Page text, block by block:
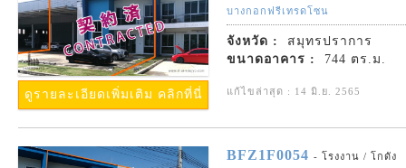
ดูรายละเอียดเพิ่มเติม คลิกที่นี่
บางกอกฟรีเทรดโซน
จังหวัด :
สมุทรปราการ
ขนาดอาคาร :
744 ตร.ม.
แก้ไขล่าสุด : 14 มิ.ย. 2565
BFZ1F0054 - โรงงาน / โกดัง